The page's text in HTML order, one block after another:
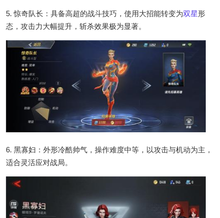
5. 惊奇队长：具备高超的战斗技巧，使用大招能转变为双星形
态，攻击力大幅提升，斩杀效果极为显著。
6. 黑寡妇：外形冷酷帅气，操作难度中等，以攻击与机动为主，
适合灵活应对战局。